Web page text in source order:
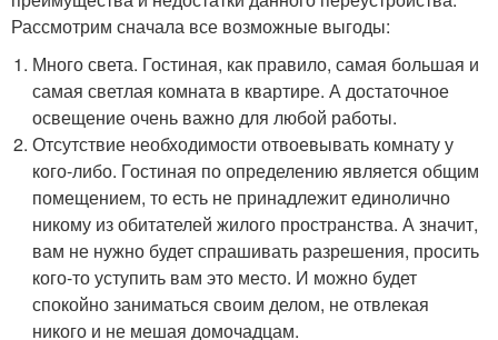
Рассмотрим сначала все возможные выгоды:
Много света. Гостиная, как правило, самая большая и
самая светлая комната в квартире. А достаточное
освещение очень важно для любой работы.
Отсутствие необходимости отвоевывать комнату у
кого-либо. Гостиная по определению является общим
помещением, то есть не принадлежит единолично
никому из обитателей жилого пространства. А значит,
вам не нужно будет спрашивать разрешения, просить
кого-то уступить вам это место. И можно будет
спокойно заниматься своим делом, не отвлекая
никого и не мешая домочадцам.